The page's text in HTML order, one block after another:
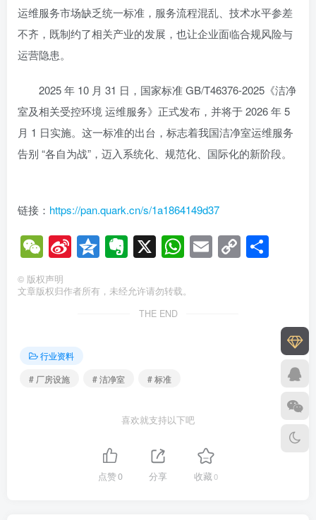
运维服务市场缺乏统一标准，服务流程混乱、技术水平参差
不齐，既制约了相关产业的发展，也让企业面临合规风险与
运营隐患。
2025 年 10 月 31 日，国家标准 GB/T46376-2025《洁净
室及相关受控环境 运维服务》正式发布，并将于 2026 年 5
月 1 日实施。这一标准的出台，标志着我国洁净室运维服务
告别 “各自为战”，迈入系统化、规范化、国际化的新阶段。
链接： https://pan.quark.cn/s/1a1864149d37
WeChat
Sina
Weibo
Qzone
Evernote
X WhatsApp
Email
Copy
Link
© 版权声明
文章版权归作者所有，未经允许请勿转载。
THE END
行业资料
# 厂房设施
# 洁净室 # 标准
喜欢就支持以下吧
点赞0 分享 收藏0